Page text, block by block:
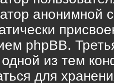
анонимной
phpBB.
из тем
для